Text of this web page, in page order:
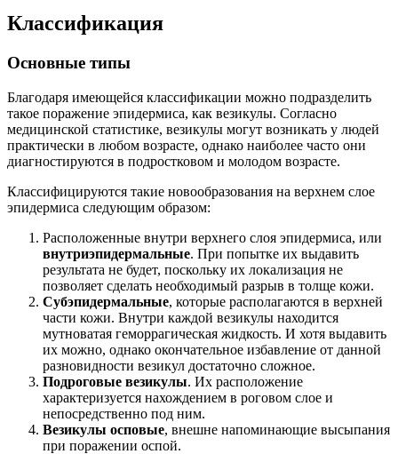
Классификация
Основные типы
Благодаря имеющейся классификации можно подразделить
такое поражение эпидермиса, как везикулы. Согласно
медицинской статистике, везикулы могут возникать у людей
практически в любом возрасте, однако наиболее часто они
диагностируются в подростковом и молодом возрасте.
Классифицируются такие новообразования на верхнем слое
эпидермиса следующим образом:
Расположенные внутри верхнего слоя эпидермиса, или
внутриэпидермальные. При попытке их выдавить
результата не будет, поскольку их локализация не
позволяет сделать необходимый разрыв в толще кожи.
Субэпидермальные, которые располагаются в верхней
части кожи. Внутри каждой везикулы находится
мутноватая геморрагическая жидкость. И хотя выдавить
их можно, однако окончательное избавление от данной
разновидности везикул достаточно сложное.
Подроговые везикулы. Их расположение
характеризуется нахождением в роговом слое и
непосредственно под ним.
Везикулы осповые, внешне напоминающие высыпания
при поражении оспой.